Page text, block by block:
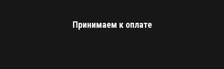
Принимаем к оплате